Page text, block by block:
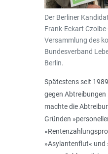
Der Berliner
Frank-Eckart
Versammlung des
Bundesverband
Berlin.
Spätestens seit
gegen Abtreibungen
machte die
Gründen »
»
»Asylantenflut« und